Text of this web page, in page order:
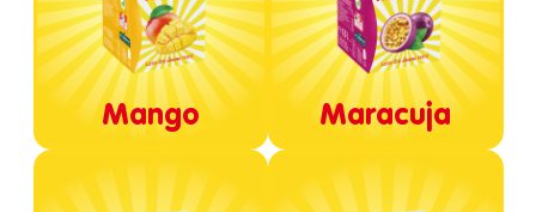
Mango Maracuja